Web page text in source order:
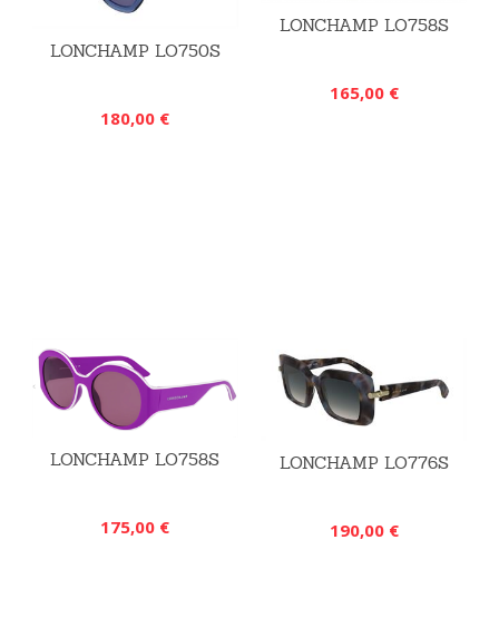
LONCHAMP LO750S
180,00 €
LONCHAMP LO758S
165,00 €
LONCHAMP LO758S
175,00 €
LONCHAMP LO776S
190,00 €